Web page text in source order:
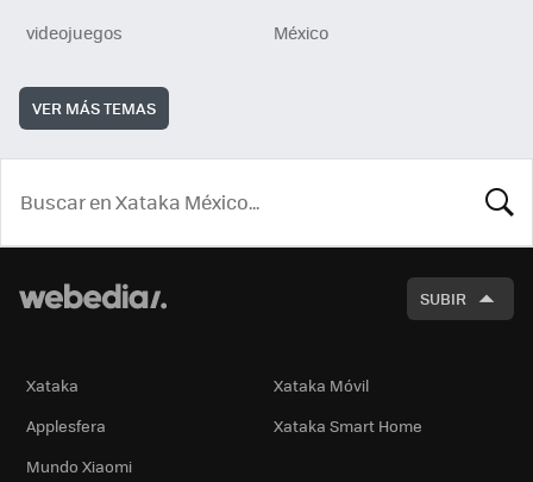
videojuegos
México
VER MÁS TEMAS
SUBIR
Xataka
Xataka Móvil
Applesfera
Xataka Smart Home
Mundo Xiaomi